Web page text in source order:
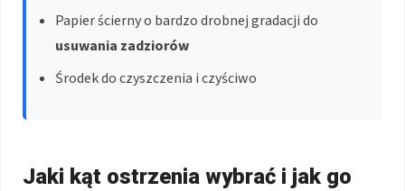
Papier ścierny o bardzo drobnej gradacji do
usuwania zadziorów
Środek do czyszczenia i czyściwo
Jaki kąt ostrzenia wybrać i jak go